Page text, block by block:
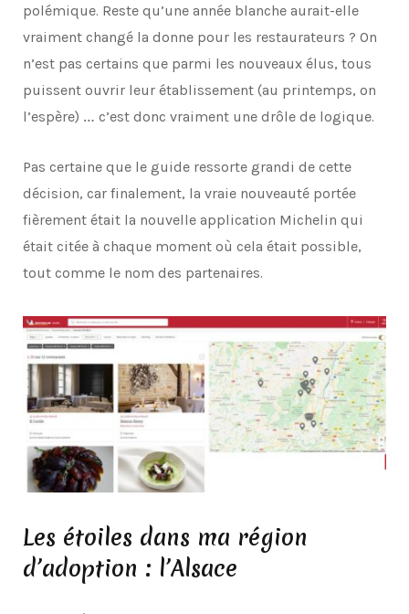
polémique. Reste qu’une année blanche aurait-elle
vraiment changé la donne pour les restaurateurs ? On
n’est pas certains que parmi les nouveaux élus, tous
puissent ouvrir leur établissement (au printemps, on
l’espère) … c’est donc vraiment une drôle de logique.
Pas certaine que le guide ressorte grandi de cette
décision, car finalement, la vraie nouveauté portée
fièrement était la nouvelle application Michelin qui
était citée à chaque moment où cela était possible,
tout comme le nom des partenaires.
Les étoiles dans ma région
d’adoption : l’Alsace